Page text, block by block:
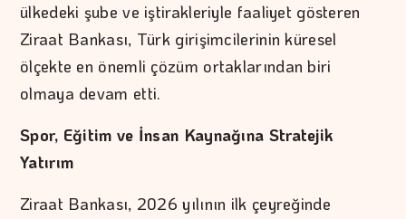
ülkedeki şube ve iştirakleriyle faaliyet gösteren
Ziraat Bankası, Türk girişimcilerinin küresel
ölçekte en önemli çözüm ortaklarından biri
olmaya devam etti.
Spor, Eğitim ve İnsan Kaynağına Stratejik
Yatırım
Ziraat Bankası, 2026 yılının ilk çeyreğinde